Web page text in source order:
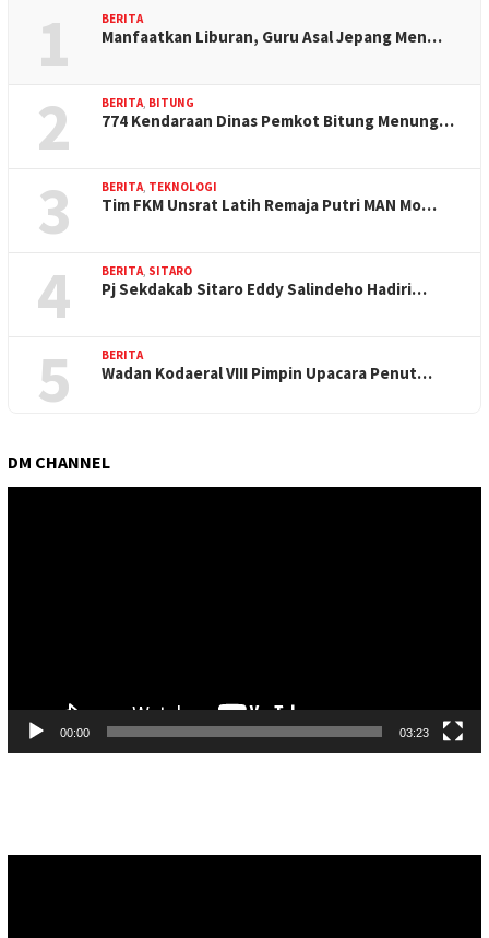
1 BERITA
Manfaatkan Liburan, Guru Asal Jepang Men…
2 BERITA, BITUNG
774 Kendaraan Dinas Pemkot Bitung Menung…
3 BERITA, TEKNOLOGI
Tim FKM Unsrat Latih Remaja Putri MAN Mo…
4 BERITA, SITARO
Pj Sekdakab Sitaro Eddy Salindeho Hadiri…
5 BERITA
Wadan Kodaeral VIII Pimpin Upacara Penut…
DM CHANNEL
00:00 03:23